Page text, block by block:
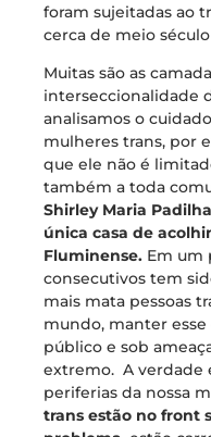
foram sujeitadas ao
cerca de meio
Muitas são as
interseccionalidade
analisamos o
mulheres trans, por
que ele não é
também a toda
Shirley Maria
única casa de
Fluminense. Em um
consecutivos tem
mais mata pessoas
mundo, manter
público e sob
extremo. A verdade
periferias da nossa
trans estão no front